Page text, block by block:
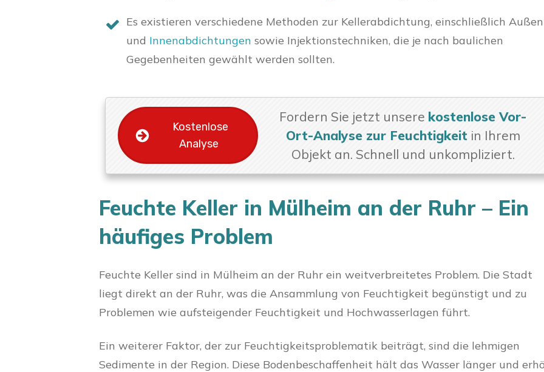
Es existieren verschiedene Methoden zur Kellerabdichtung, einschließlich
und Innenabdichtungen sowie Injektionstechniken, die je nach baulichen
Gegebenheiten gewählt werden sollten.
Kostenlose
Analyse
Fordern Sie jetzt unsere kostenlose Vor-
Ort-Analyse zur Feuchtigkeit in Ihrem
Objekt an. Schnell und unkompliziert.
Feuchte Keller in Mülheim an der Ruhr – Ein
häufiges Problem
Feuchte Keller sind in Mülheim an der Ruhr ein weitverbreitetes Problem. Die Stadt
liegt direkt an der Ruhr, was die Ansammlung von Feuchtigkeit begünstigt und zu
Problemen wie aufsteigender Feuchtigkeit und Hochwasserlagen führt.
Ein weiterer Faktor, der zur Feuchtigkeitsproblematik beiträgt, sind die lehmigen
Sedimente in der Region. Diese Bodenbeschaffenheit hält das Wasser länger und